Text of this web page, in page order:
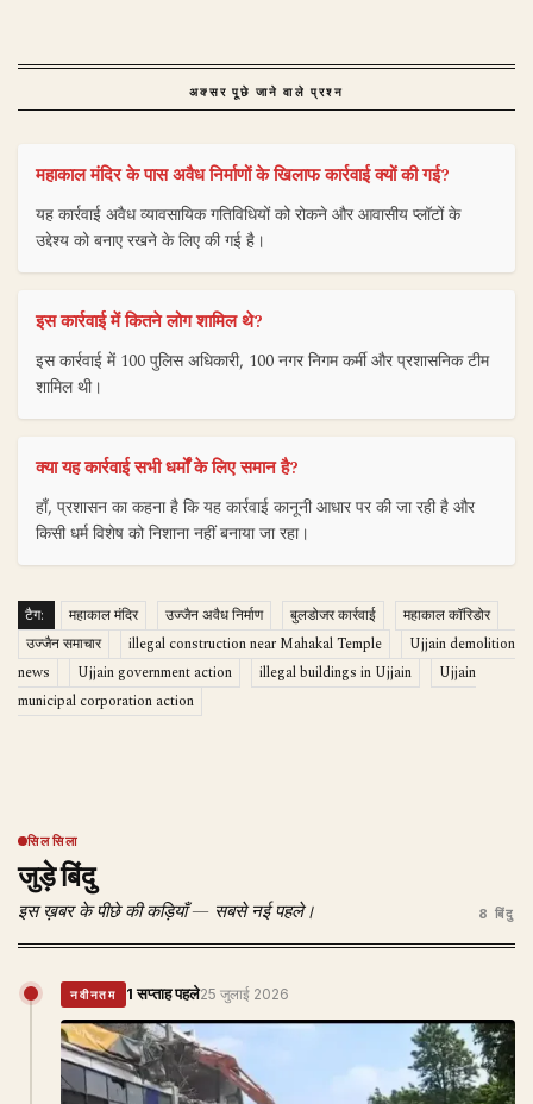
अक्सर पूछे जाने वाले प्रश्न
महाकाल मंदिर के पास अवैध निर्माणों के खिलाफ कार्रवाई क्यों की गई?
यह कार्रवाई अवैध व्यावसायिक गतिविधियों को रोकने और आवासीय प्लॉटों के
उद्देश्य को बनाए रखने के लिए की गई है।
इस कार्रवाई में कितने लोग शामिल थे?
इस कार्रवाई में 100 पुलिस अधिकारी, 100 नगर निगम कर्मी और प्रशासनिक टीम
शामिल थी।
क्या यह कार्रवाई सभी धर्मों के लिए समान है?
हाँ, प्रशासन का कहना है कि यह कार्रवाई कानूनी आधार पर की जा रही है और
किसी धर्म विशेष को निशाना नहीं बनाया जा रहा।
टैग: महाकाल मंदिर उज्जैन अवैध निर्माण बुलडोजर कार्रवाई
महाकाल कॉरिडोर
उज्जैन समाचार
illegal construction near Mahakal Temple
Ujjain demolition
news
Ujjain government action illegal buildings in Ujjain
Ujjain
municipal corporation action
सिलसिला
जुड़े बिंदु
इस ख़बर के पीछे की कड़ियाँ — सबसे नई पहले। 8 बिंदु
नवीनतम 1 सप्ताह पहले25 जुलाई 2026